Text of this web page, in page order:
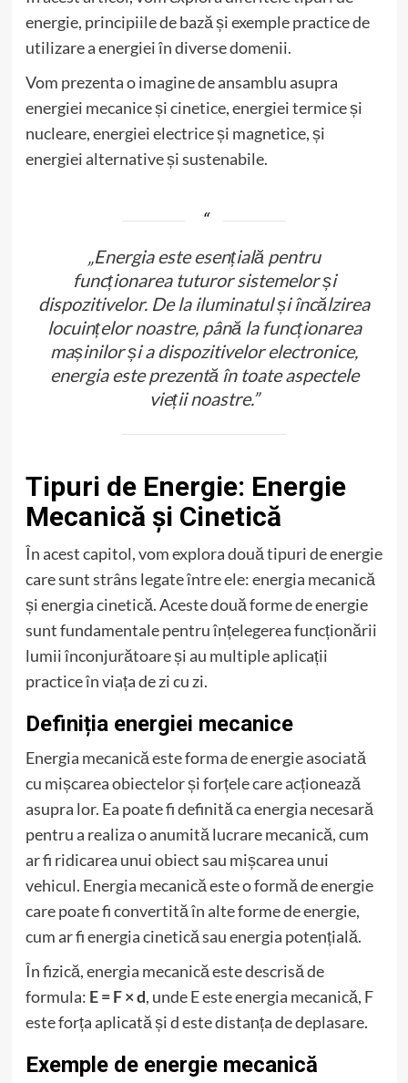
energie, principiile de bază și exemple practice de
utilizare a energiei în diverse domenii.
Vom prezenta o imagine de ansamblu asupra
energiei mecanice și cinetice, energiei termice și
nucleare, energiei electrice și magnetice, și
energiei alternative și sustenabile.
„Energia este esențială pentru
funcționarea tuturor sistemelor și
dispozitivelor. De la iluminatul și încălzirea
locuințelor noastre, până la funcționarea
mașinilor și a dispozitivelor electronice,
energia este prezentă în toate aspectele
vieții noastre.”
Tipuri de Energie: Energie
Mecanică și Cinetică
În acest capitol, vom explora două tipuri de energie
care sunt strâns legate între ele: energia mecanică
și energia cinetică. Aceste două forme de energie
sunt fundamentale pentru înțelegerea funcționării
lumii înconjurătoare și au multiple aplicații
practice în viața de zi cu zi.
Definiția energiei mecanice
Energia mecanică este forma de energie asociată
cu mișcarea obiectelor și forțele care acționează
asupra lor. Ea poate fi definită ca energia necesară
pentru a realiza o anumită lucrare mecanică, cum
ar fi ridicarea unui obiect sau mișcarea unui
vehicul. Energia mecanică este o formă de energie
care poate fi convertită în alte forme de energie,
cum ar fi energia cinetică sau energia potențială.
În fizică, energia mecanică este descrisă de
formula: E = F × d, unde E este energia mecanică, F
este forța aplicată și d este distanța de deplasare.
Exemple de energie mecanică